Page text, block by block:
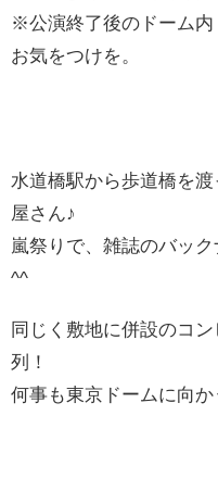
※公演終了後のドーム内
お気をつけを。
水道橋駅から歩道橋を
屋さん♪
嵐祭りで、雑誌のバッ
^^
同じく敷地に併設のコ
列！
何事も東京ドームに向